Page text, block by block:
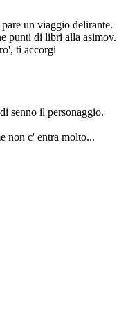
un viaggio delirante.
punti di libri alla asimov.
ti accorgi
senno il personaggio.
non c' entra molto...